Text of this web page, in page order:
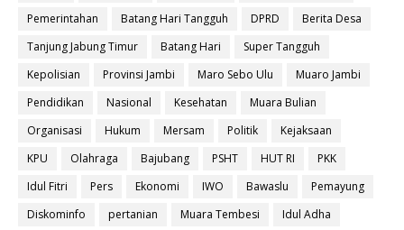
Pemerintahan
Batang Hari Tangguh DPRD
Berita Desa
Tanjung Jabung Timur
Batang Hari
Super Tangguh
Kepolisian
Provinsi Jambi Maro Sebo Ulu
Muaro Jambi
Pendidikan
Nasional Kesehatan
Muara Bulian
Organisasi
Hukum Mersam Politik
Kejaksaan
KPU
Olahraga Bajubang PSHT HUT RI
PKK
Idul Fitri
Pers Ekonomi IWO Bawaslu
Pemayung
Diskominfo
pertanian Muara Tembesi
Idul Adha